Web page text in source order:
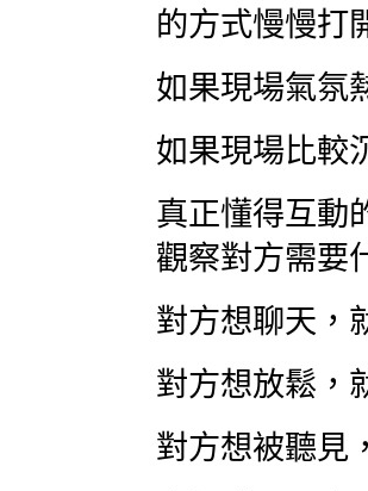
的方式慢慢打
如果現場氣氛
如果現場比較
真正懂得互動
觀察對方需要
對方想聊天，
對方想放鬆，
對方想被聽見